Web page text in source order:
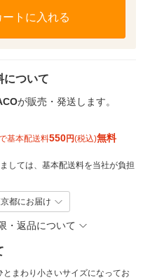
ートに入れる
について
が販売・発送します。
基本配送料550円(税込)無料
しては、基本配送料を当社が負担
都にお届け
・返品について
とまわり小さいサイズになってお